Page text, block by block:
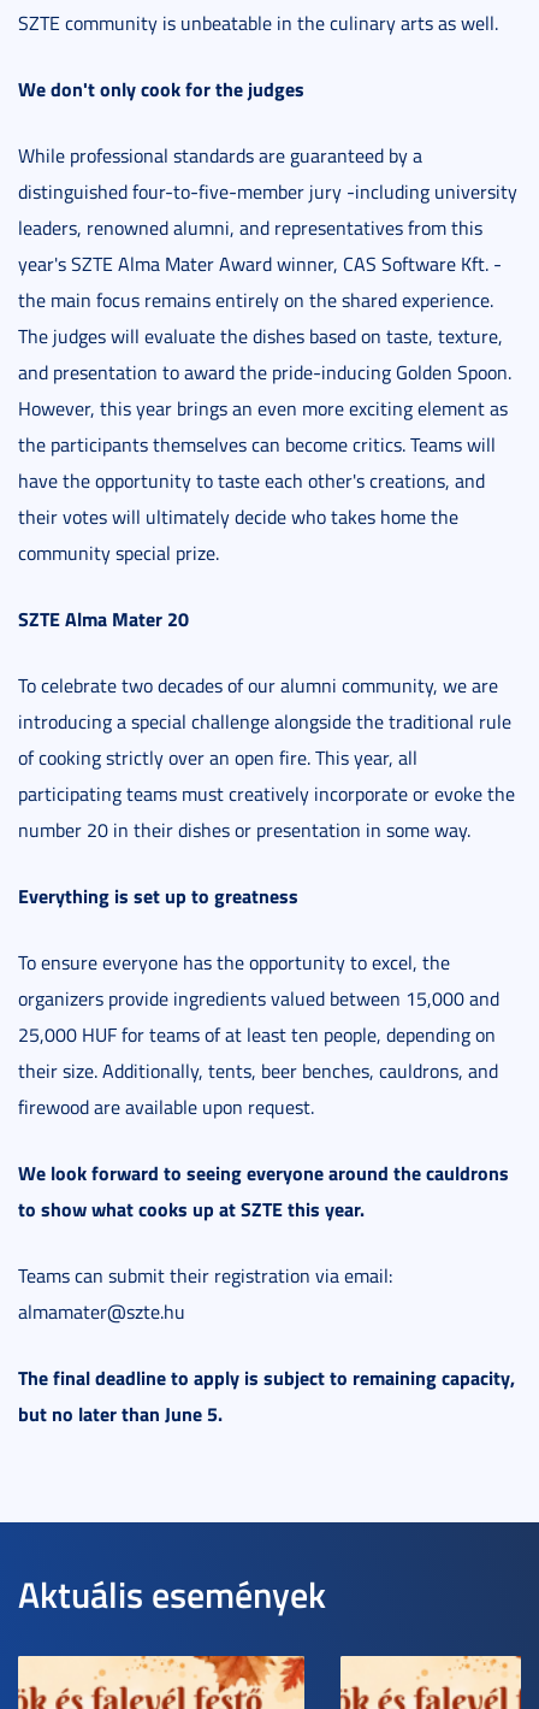
SZTE community is unbeatable in the culinary arts as well.
We don't only cook for the judges
While professional standards are guaranteed by a
distinguished four-to-five-member jury -including university
leaders, renowned alumni, and representatives from this
year's SZTE Alma Mater Award winner, CAS Software Kft. -
the main focus remains entirely on the shared experience.
The judges will evaluate the dishes based on taste, texture,
and presentation to award the pride-inducing Golden Spoon.
However, this year brings an even more exciting element as
the participants themselves can become critics. Teams will
have the opportunity to taste each other's creations, and
their votes will ultimately decide who takes home the
community special prize.
SZTE Alma Mater 20
To celebrate two decades of our alumni community, we are
introducing a special challenge alongside the traditional rule
of cooking strictly over an open fire. This year, all
participating teams must creatively incorporate or evoke the
number 20 in their dishes or presentation in some way.
Everything is set up to greatness
To ensure everyone has the opportunity to excel, the
organizers provide ingredients valued between 15,000 and
25,000 HUF for teams of at least ten people, depending on
their size. Additionally, tents, beer benches, cauldrons, and
firewood are available upon request.
We look forward to seeing everyone around the cauldrons
to show what cooks up at SZTE this year.
Teams can submit their registration via email:
almamater@szte.hu
The final deadline to apply is subject to remaining capacity,
but no later than June 5.
Aktuális események